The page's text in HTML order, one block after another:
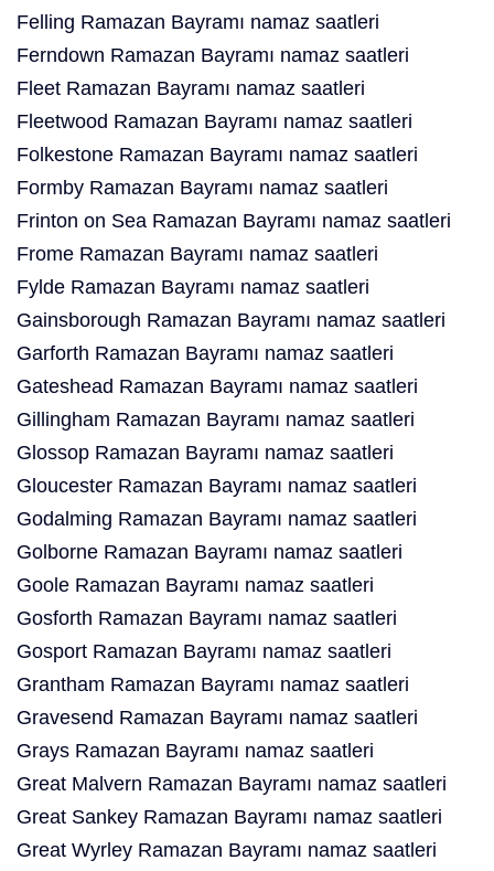
Felling Ramazan Bayramı namaz saatleri
Ferndown Ramazan Bayramı namaz saatleri
Fleet Ramazan Bayramı namaz saatleri
Fleetwood Ramazan Bayramı namaz saatleri
Folkestone Ramazan Bayramı namaz saatleri
Formby Ramazan Bayramı namaz saatleri
Frinton on Sea Ramazan Bayramı namaz saatleri
Frome Ramazan Bayramı namaz saatleri
Fylde Ramazan Bayramı namaz saatleri
Gainsborough Ramazan Bayramı namaz saatleri
Garforth Ramazan Bayramı namaz saatleri
Gateshead Ramazan Bayramı namaz saatleri
Gillingham Ramazan Bayramı namaz saatleri
Glossop Ramazan Bayramı namaz saatleri
Gloucester Ramazan Bayramı namaz saatleri
Godalming Ramazan Bayramı namaz saatleri
Golborne Ramazan Bayramı namaz saatleri
Goole Ramazan Bayramı namaz saatleri
Gosforth Ramazan Bayramı namaz saatleri
Gosport Ramazan Bayramı namaz saatleri
Grantham Ramazan Bayramı namaz saatleri
Gravesend Ramazan Bayramı namaz saatleri
Grays Ramazan Bayramı namaz saatleri
Great Malvern Ramazan Bayramı namaz saatleri
Great Sankey Ramazan Bayramı namaz saatleri
Great Wyrley Ramazan Bayramı namaz saatleri